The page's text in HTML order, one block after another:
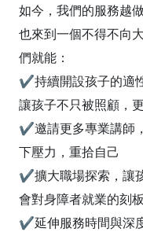
如今，我們的服務越
也來到一個不得不向
們就能：
✔持續開設孩子的適
讓孩子不只被照顧，
✔邀請更多專業講師
下壓力，重拾自己
✔擴大職場探索，讓
會對身障者就業的刻
✔延伸服務時間與深